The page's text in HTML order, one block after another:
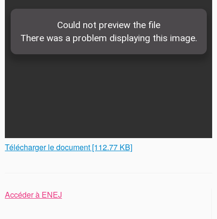
Télécharger le document [112.77 KB]
Accéder à ENEJ